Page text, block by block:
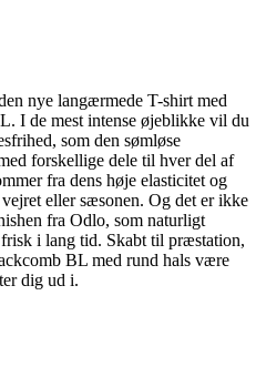
nye langærmede T-shirt med
I de mest intense øjeblikke vil du
som den sømløse
forskellige dele til hver del af
fra dens høje elasticitet og
eller sæsonen. Og det er ikke
fra Odlo, som naturligt
i lang tid. Skabt til præstation,
BL med rund hals være
dig ud i.